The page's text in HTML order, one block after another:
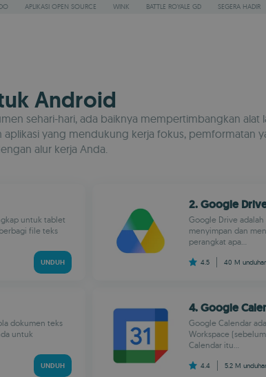
APLIKASI OPEN SOURCE WINK BATTLE ROYALE GD SEGERA HADIR
Android
sehari-hari, ada baiknya mempertimbangkan
yang mendukung kerja fokus, pemformatan
alur kerja Anda.
untuk tablet
file teks
UNDUH
2. Google
Google Drive
menyimpan dan
perangkat apa...
4.5 40 M
dokumen teks
untuk
UNDUH
4. Google
Google Calendar
Workspace
Calendar itu...
4.4 5.2 M